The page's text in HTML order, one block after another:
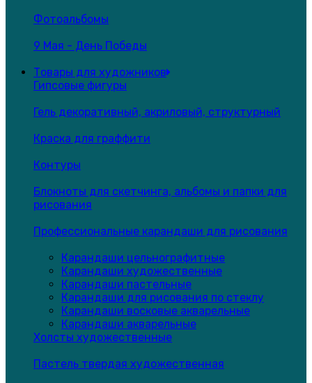
Фотоальбомы
9 Мая - День Победы
Товары для художников
Гипсовые фигуры
Гель декоративный, акриловый, структурный
Краска для граффити
Контуры
Блокноты для скетчинга, альбомы и папки для
рисования
Профессиональные карандаши для рисования
Карандаши цельнографитные
Карандаши художественные
Карандаши пастельные
Карандаши для рисования по стеклу
Карандаши восковые акварельные
Карандаши акварельные
Холсты художественные
Пастель твердая художественная